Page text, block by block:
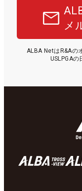
メ
ALBA NetはR&Aの
USLPGAの